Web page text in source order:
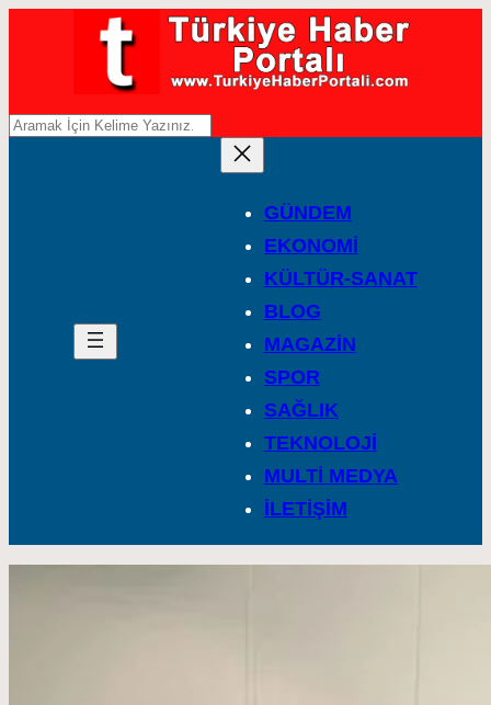
A
GÜNDEM
EKONOMİ
KÜLTÜR-SANAT
BLOG
MAGAZİN
SPOR
SAĞLIK
TEKNOLOJİ
MULTİ MEDYA
İLETİŞİM